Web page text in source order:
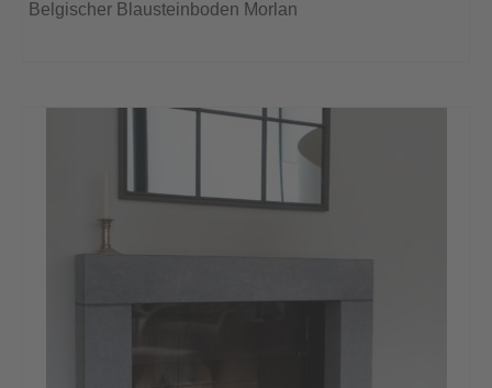
Belgischer Blausteinboden Morlan